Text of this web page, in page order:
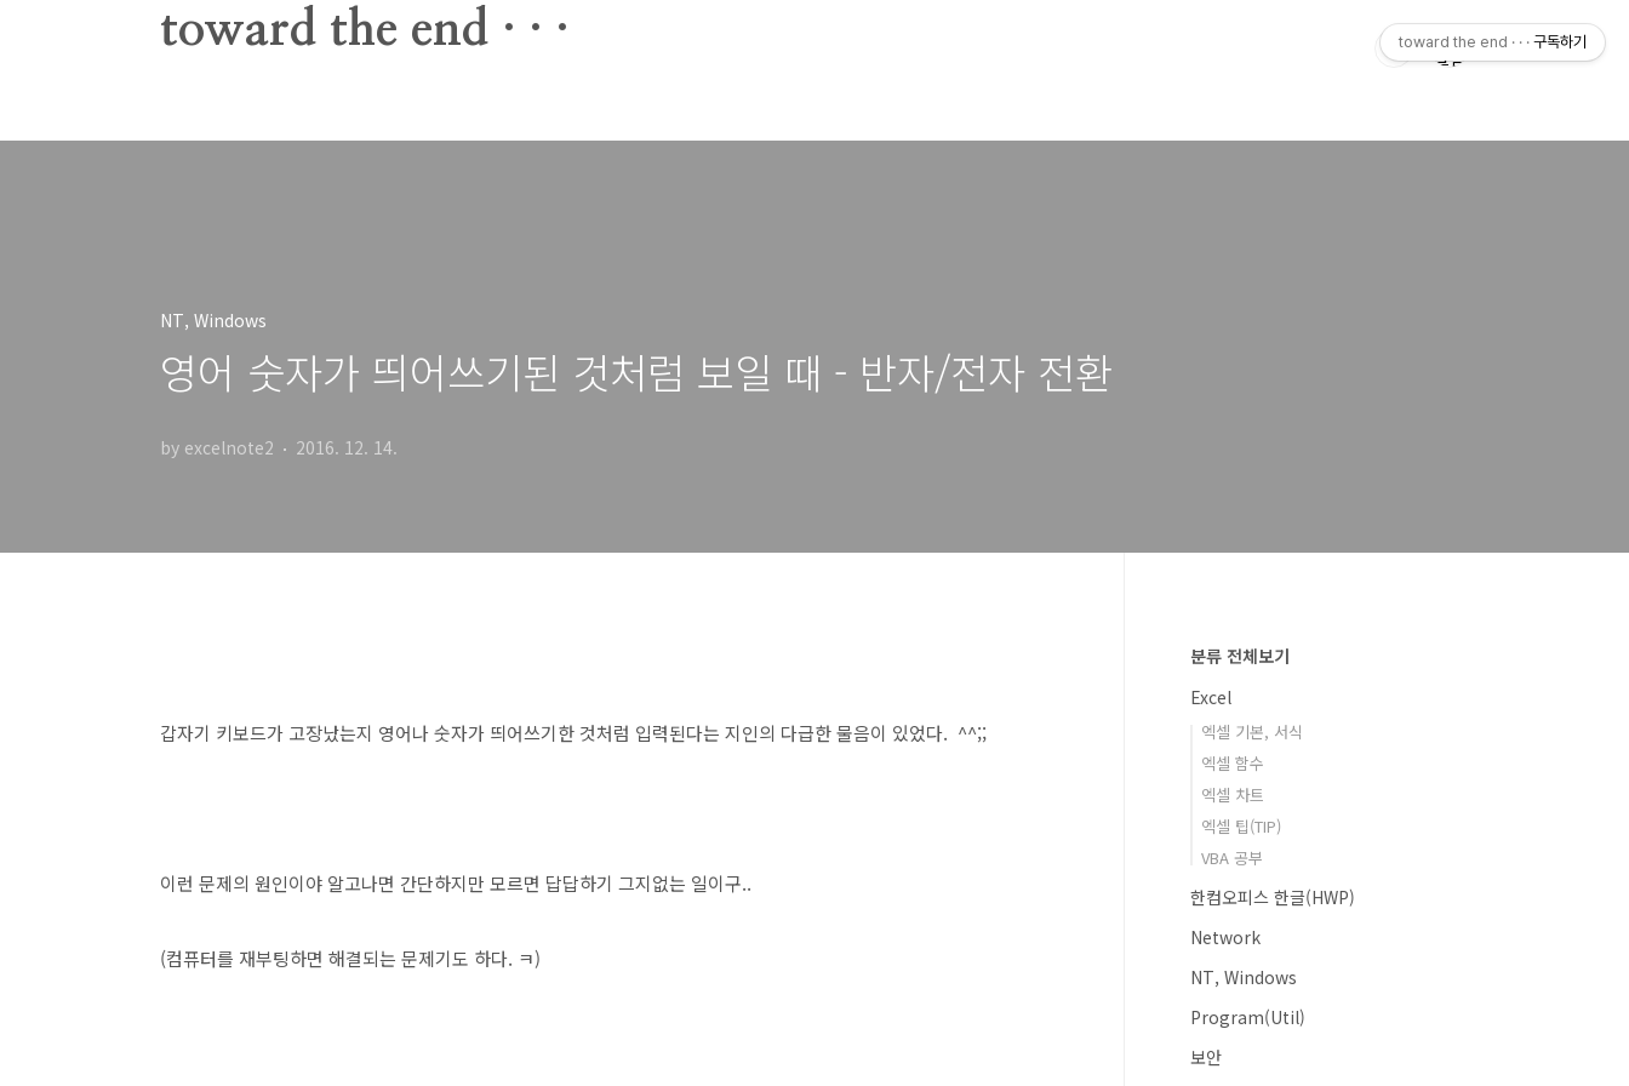
toward the end · · ·
NT, Windows
영어 숫자가 띄어쓰기된 것처럼 보일 때 - 반자/전자 전환
by excelnote2 2016. 12. 14.
갑자기 키보드가 고장났는지 영어나 숫자가 띄어쓰기한 것처럼 입력된다는 지인의 다급한 물음이 있었다. ^^;;
이런 문제의 원인이야 알고나면 간단하지만 모르면 답답하기 그지없는 일이구..
(컴퓨터를 재부팅하면 해결되는 문제기도 하다. ㅋ)
분류 전체보기
Excel
엑셀 기본, 서식
엑셀 함수
엑셀 차트
엑셀 팁(TIP)
VBA 공부
한컴오피스 한글(HWP)
Network
NT, Windows
Program(Util)
보안
toward the end · · · 구독하기